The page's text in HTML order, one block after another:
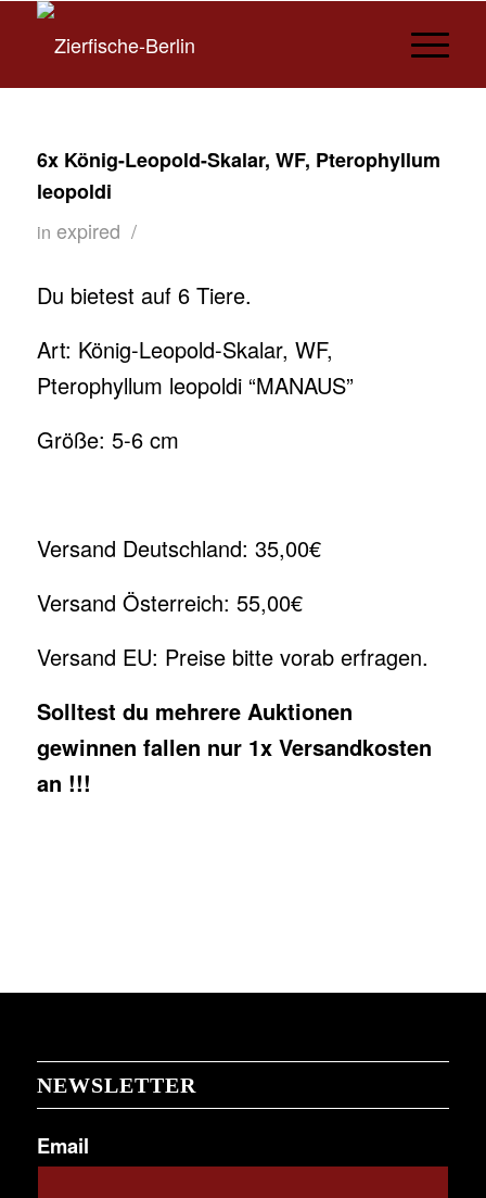
6x König-Leopold-Skalar, WF, Pterophyllum
leopoldi
in expired /
Du bietest auf 6 Tiere.
Art: König-Leopold-Skalar, WF,
Pterophyllum leopoldi “MANAUS”
Größe: 5-6 cm
Versand Deutschland: 35,00€
Versand Österreich: 55,00€
Versand EU: Preise bitte vorab erfragen.
Solltest du mehrere Auktionen
gewinnen fallen nur 1x Versandkosten
an !!!
NEWSLETTER
Email